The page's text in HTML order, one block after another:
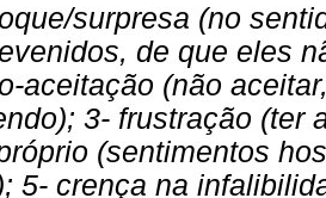
surpresa (no
de que eles
aceitação (não
3- frustração (ter
(sentimentos
5- crença na